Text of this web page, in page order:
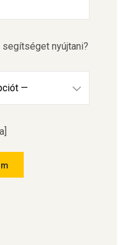
nyújtani?